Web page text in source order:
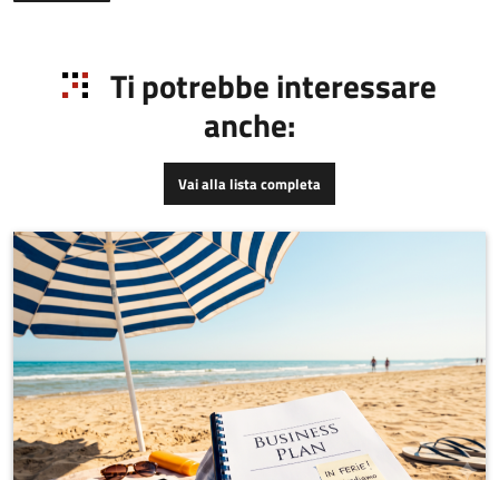
Ti potrebbe interessare
anche:
Vai alla lista completa